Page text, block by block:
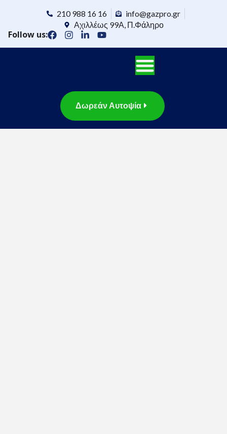
210 988 16 16
info@gazpro.gr
Αχιλλέως 99Α, Π.Φάληρο
Follow us:
Δωρεάν Αυτοψία